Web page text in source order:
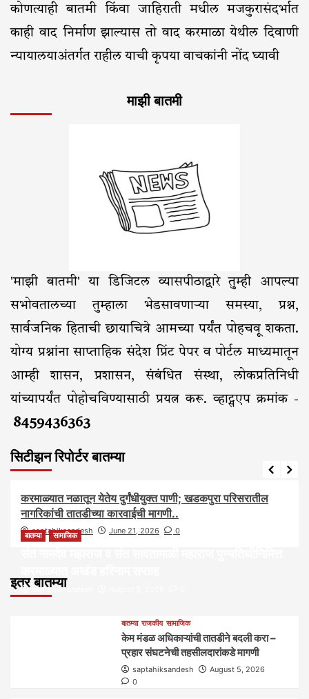
कोणत्याही बातमी किंवा जाहिराती मधील मजकुरासंदर्भात
काही वाद निर्माण झाल्यास तो वाद करमाळा येथील दिवाणी
न्यायालयाअंतर्गत राहील याची कृपया वाचकांनी नोंद घ्यावी
माझी बातमी
'माझी बातमी' या डिजिटल व्यासपीठाद्वारे तुम्ही आपल्या
सभोवतालच्या तुम्हाला भेडसावणाऱ्या समस्या, प्रश्न,
सार्वजनिक हिताची छायाचित्रे आमच्या पर्यंत पोहचवू शकता.
योग्य प्रश्नांना साप्ताहिक संदेश प्रिंट पेपर व पोर्टल माध्यमातून
आम्ही शासन, प्रशासन, संबंधित संस्था, लोकप्रतिनिधी
यांच्यापर्यंत पोहोचविण्यासाठी प्रयत्न करू. व्हाट्सएप क्रमांक -
8459436363
सिटीझन रिपोर्टर बातम्या
आरोग्य आवाज जनतेचा बातम्या
करमाळ्यात नळातून येतेय दुर्गंधीयुक्त पाणी; खडकपुरा परिसरातील
नागरिकांची तातडीच्या कारवाईची मागणी..
saptahiksandesh June 21, 2026 0
इतर बातम्या
बातम्या सामाजिक
saptahiksandesh
बातम्या राजकीय सामाजिक
केम मंडळ अधिकाऱ्यांची तातडीने बदली करा –
प्रहार संघटनेची तहसीलदारांकडे मागणी
saptahiksandesh
August 5, 2026
0